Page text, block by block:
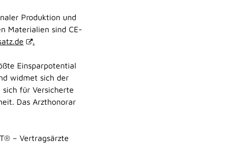
Produktion und
Materialien sind CE-
.
Einsparpotential
widmet sich der
sich für Versicherte
Das Arzthonorar
– Vertragsärzte